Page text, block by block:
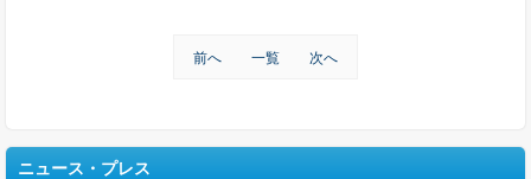
前へ 一覧 次へ
ニュース・プレス